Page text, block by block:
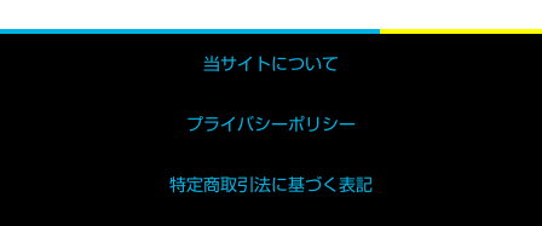
当サイトについて
プライバシーポリシー
特定商取引法に基づく表記